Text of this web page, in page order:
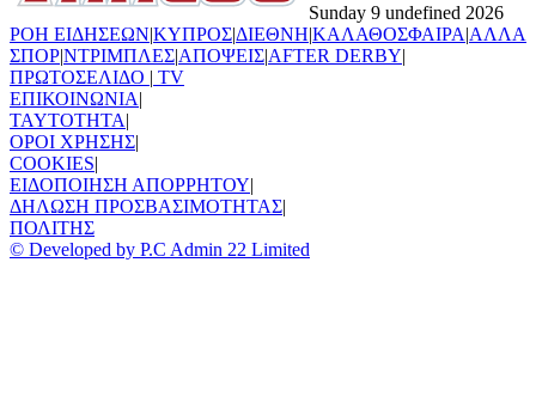
Sunday 9 undefined 2026
ΡΟΗ ΕΙΔΗΣΕΩΝ|ΚΥΠΡΟΣ|ΔΙΕΘΝΗ|ΚΑΛΑΘΟΣΦΑΙΡΑ|ΑΛΛΑ
ΣΠΟΡ|ΝΤΡΙΜΠΛΕΣ|ΑΠΟΨΕΙΣ|AFTER DERBY|
ΠΡΩΤΟΣΕΛΙΔΟ | TV
ΕΠΙΚΟΙΝΩΝΙΑ|
TAYTOTHTA|
ΟΡΟΙ ΧΡΗΣΗΣ|
COOKIES|
ΕΙΔΟΠΟΙΗΣΗ ΑΠΟΡΡΗΤΟΥ|
ΔΗΛΩΣΗ ΠΡΟΣΒΑΣΙΜΟΤΗΤΑΣ|
ΠΟΛΙΤΗΣ
© Developed by P.C Admin 22 Limited